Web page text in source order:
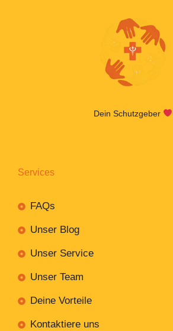
Dein Schutzgeber
Services
FAQs
Unser Blog
Unser Service
Unser Team
Deine Vorteile
Kontaktiere uns